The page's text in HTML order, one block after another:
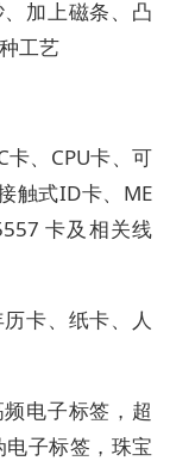
加上磁条、凸
工艺
、CPU卡、可
触式ID卡、ME
卡及相关线
卡、纸卡、人
电子标签，超
子标签，珠宝